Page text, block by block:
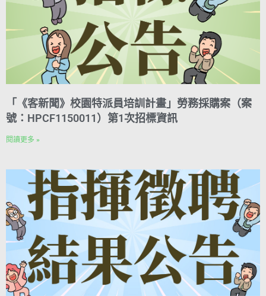
「《客新聞》校園特派員培訓計畫」勞務採購案（案
號：HPCF1150011）第1次招標資訊
閱讀更多 »